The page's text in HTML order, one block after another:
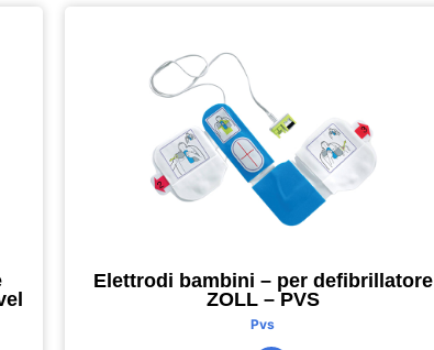
Elettrodi bambini – per defibrillatore
ZOLL – PVS
Pvs